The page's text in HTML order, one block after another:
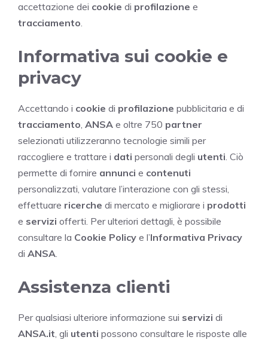
accettazione dei cookie di profilazione e
tracciamento.
Informativa sui cookie e
privacy
Accettando i cookie di profilazione pubblicitaria e di
tracciamento, ANSA e oltre 750 partner
selezionati utilizzeranno tecnologie simili per
raccogliere e trattare i dati personali degli utenti. Ciò
permette di fornire annunci e contenuti
personalizzati, valutare l’interazione con gli stessi,
effettuare ricerche di mercato e migliorare i prodotti
e servizi offerti. Per ulteriori dettagli, è possibile
consultare la Cookie Policy e l’Informativa Privacy
di ANSA.
Assistenza clienti
Per qualsiasi ulteriore informazione sui servizi di
ANSA.it, gli utenti possono consultare le risposte alle